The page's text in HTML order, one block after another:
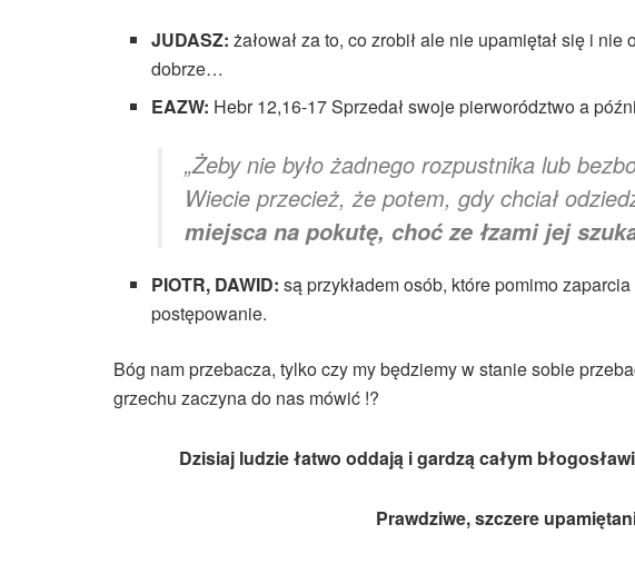
JUDASZ: żałował za to, co zrobił ale nie upamiętał się i
dobrze…
EAZW: Hebr 12,16-17 Sprzedał swoje pierworództwo a
„Żeby nie było żadnego rozpustnika lub
Wiecie przecież, że potem, gdy chciał
miejsca na pokutę, choć ze łzami jej
PIOTR, DAWID: są przykładem osób, które pomimo
postępowanie.
Bóg nam przebacza, tylko czy my będziemy w stanie sobie
grzechu zaczyna do nas mówić !?
Dzisiaj ludzie łatwo oddają i gardzą całym
Prawdziwe, szczere